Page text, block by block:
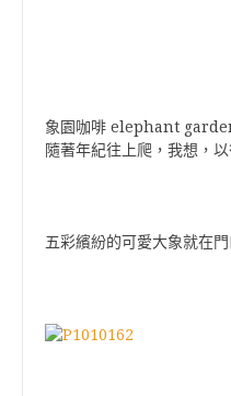
象園咖啡 elephant
隨著年紀往上爬，我想，
五彩繽紛的可愛大象就在